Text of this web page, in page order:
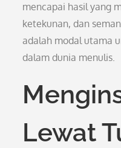
mencapai hasil yang
ketekunan, dan
adalah modal utama
dalam dunia menulis.
Lewat